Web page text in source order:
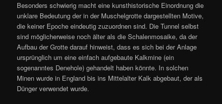
Besonders schwierig macht eine kunsthistorische Einordnung die
unklare Bedeutung der in der Muschelgrotte dargestellten Motive,
die keiner Epoche eindeutig zuzuordnen sind. Die Tunnel selbst
sind möglicherweise noch älter als die Schalenmosaike, da der
Aufbau der Grotte darauf hinweist, dass es sich bei der Anlage
ursprünglich um eine einfach aufgebaute Kalkmine (ein
sogenanntes Denehole) gehandelt haben könnte. In solchen
Minen wurde in England bis ins Mittelalter Kalk abgebaut, der als
Dünger verwendet wurde.